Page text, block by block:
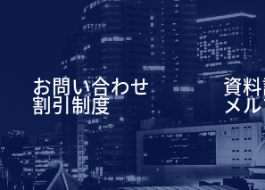
お問い合わせ 資
割引制度 メ